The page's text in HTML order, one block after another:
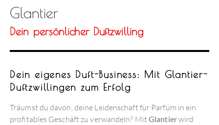
Glantier
Dein persönlicher Duftzwilling
Dein eigenes Duft-Business: Mit Glantier-
Duftzwillingen zum Erfolg
Träumst du davon, deine Leidenschaft für Parfüm in ein
profitables Geschäft zu verwandeln? MitGlantierwird